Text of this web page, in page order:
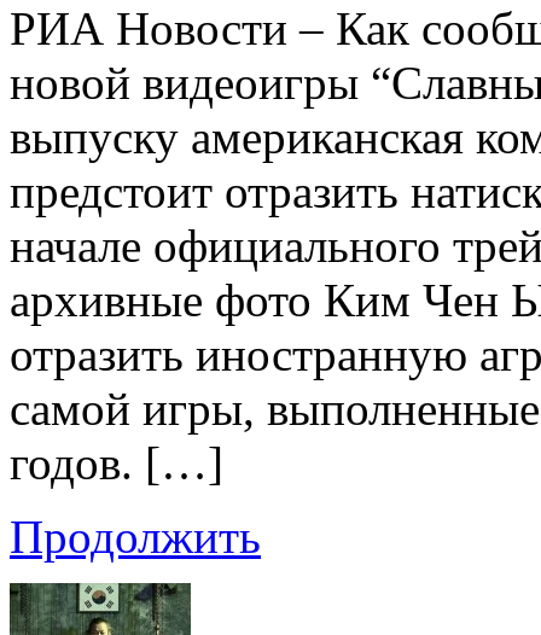
РИА Новости – Как
новой видеоигры
выпуску американская
предстоит отразить
начале официального
архивные фото Ким Чен
отразить иностранную
самой игры,
годов. […]
Продолжить